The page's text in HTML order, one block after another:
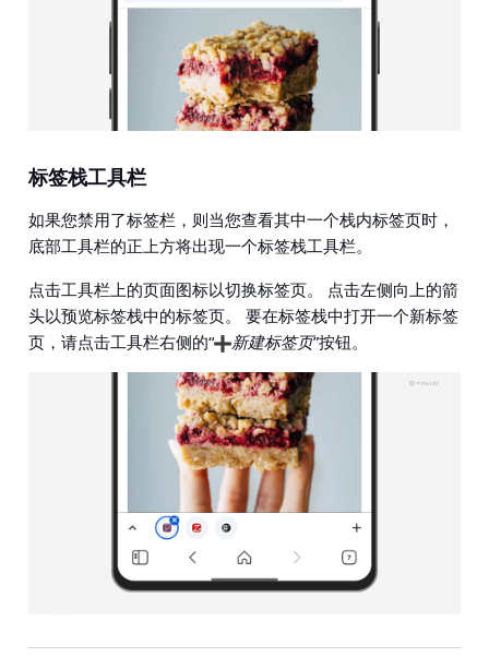
标签栈工具栏
如果您禁用了标签栏，则当您查看其中一个栈内标签页时，
底部工具栏的正上方将出现一个标签栈工具栏。
点击工具栏上的页面图标以切换标签页。 点击左侧向上的箭
头以预览标签栈中的标签页。 要在标签栈中打开一个新标签
页，请点击工具栏右侧的“
新建标签页”按钮。